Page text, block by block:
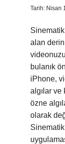
Tarih: Nisan
alan
bulanık
iPhone,
algılar ve
özne
olarak